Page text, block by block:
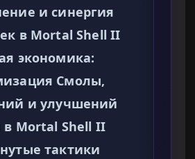
и синергия
в Mortal Shell II
экономика:
Смолы,
и улучшений
Mortal Shell II
тактики